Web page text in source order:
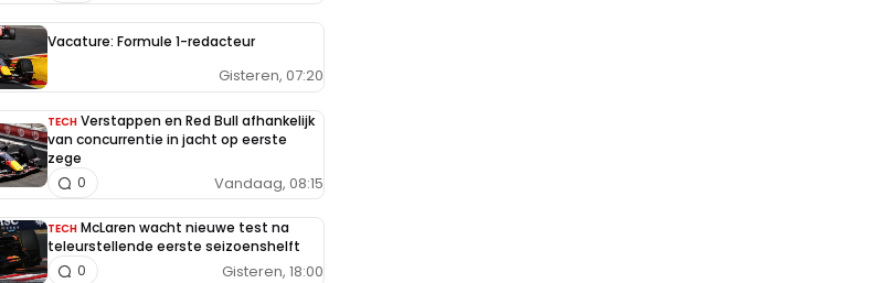
Vacature: Formule 1-redacteur
Gisteren, 07:20
TECH Verstappen en Red Bull afhankelijk
van concurrentie in jacht op eerste
zege
Vandaag, 08:15
0
TECH McLaren wacht nieuwe test na
teleurstellende eerste seizoenshelft
Gisteren, 18:00
0